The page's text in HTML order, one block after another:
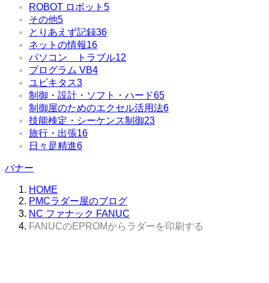
ROBOT ロボット 5
その他5
とりあえず記録36
ネットの情報16
パソコン トラブル12
プログラム VB4
ユビキタス3
制御・設計・ソフト・ハード65
制御屋のためのエクセル活用法6
技能検定・シーケンス制御23
旅行・出張16
日々是精進6
バナー
HOME
PMCラダー屋のブログ
NC ファナック FANUC
FANUCのEPROMからラダーを印刷する